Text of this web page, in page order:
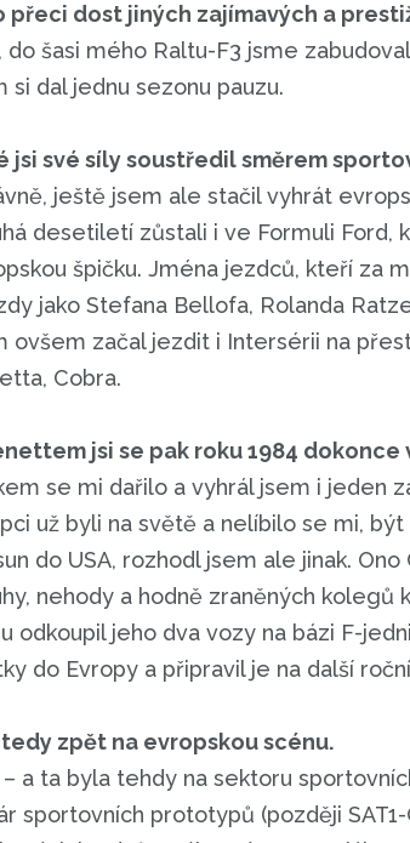
přeci dost jiných zajímavých a
do šasi mého Raltu-F3 jsme
si dal jednu sezonu pauzu.
jsi své síly soustředil směrem
ještě jsem ale stačil vyhrát
desetiletí zůstali i ve Formuli Ford,
špičku. Jména jezdců, kteří za
jako Stefana Bellofa, Rolanda
ovšem začal jezdit i Intersérii na
Cobra.
jsi se pak roku 1984
se mi dařilo a vyhrál jsem i jeden
už byli na světě a nelíbilo se mi,
do USA, rozhodl jsem ale jinak.
nehody a hodně zraněných
odkoupil jeho dva vozy na bázi F-
do Evropy a připravil je na další
tedy zpět na evropskou scénu.
– a ta byla tehdy na sektoru
sportovních prototypů (později